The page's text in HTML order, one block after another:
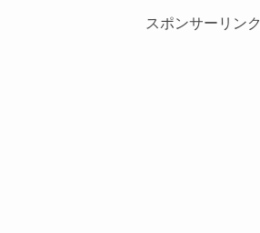
スポンサーリンク